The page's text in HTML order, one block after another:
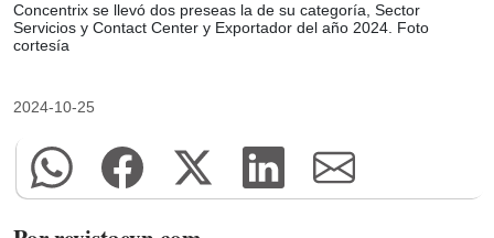
Concentrix se llevó dos preseas la de su categoría, Sector
Servicios y Contact Center y Exportador del año 2024. Foto
cortesía
2024-10-25